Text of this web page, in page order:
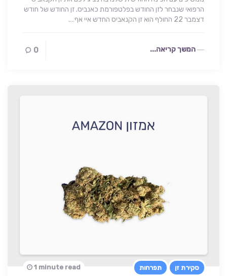
הרפואי שנבחר לזן החודש בפלטפורמת כאנביס. זן החודש של חודש
דצמבר 22 החולף הוא זן הקנאביס החדש איי אף….
המשך קריאה... 0
סקירת זן תפרחות 1 minute read